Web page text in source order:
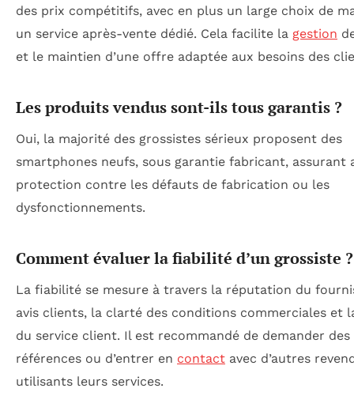
des prix compétitifs, avec en plus un large choix de
un service après-vente dédié. Cela facilite la gestion
et le maintien d’une offre adaptée aux besoins des
Les produits vendus sont-ils tous garantis ?
Oui, la majorité des grossistes sérieux proposent des
smartphones neufs, sous garantie fabricant, assurant
protection contre les défauts de fabrication ou les
dysfonctionnements.
Comment évaluer la fiabilité d’un grossiste ?
La fiabilité se mesure à travers la réputation du
avis clients, la clarté des conditions commerciales et
du service client. Il est recommandé de demander des
références ou d’entrer en contact avec d’autres
utilisants leurs services.